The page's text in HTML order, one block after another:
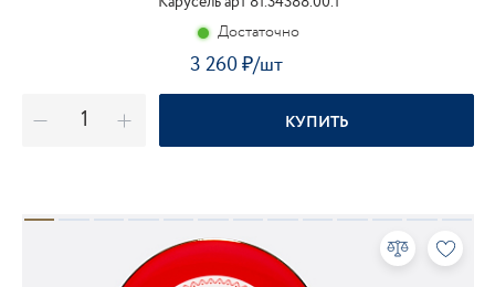
Достаточно
3 260₽/шт
КУПИТЬ